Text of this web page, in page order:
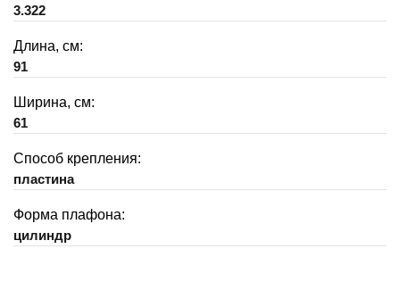
3.322
Длина, см:
91
Ширина, см:
61
Способ крепления:
пластина
Форма плафона:
цилиндр